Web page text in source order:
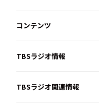
コンテンツ
TBSラジオ情報
TBSラジオ関連情報